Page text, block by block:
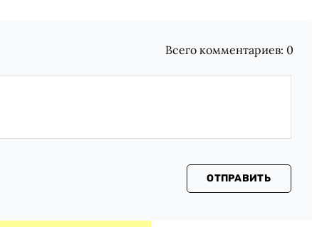
Всего комментариев: 0
ОТПРАВИТЬ